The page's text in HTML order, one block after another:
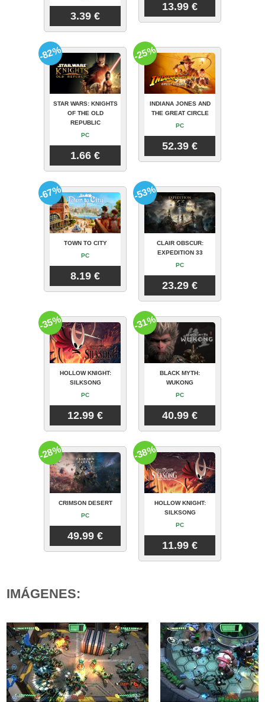
3.39 €
13.99 €
STAR WARS: KNIGHTS
OF THE OLD
REPUBLIC
PC
1.66 €
-82%
INDIANA JONES AND
THE GREAT CIRCLE
PC
52.39 €
-25%
TOWN TO CITY
PC
8.19 €
-67%
CLAIR OBSCUR:
EXPEDITION 33
PC
23.29 €
-53%
HOLLOW KNIGHT:
SILKSONG
PC
12.99 €
-35%
BLACK MYTH:
WUKONG
PC
40.99 €
-31%
CRIMSON DESERT
PC
49.99 €
-28%
HOLLOW KNIGHT:
SILKSONG
PC
11.99 €
-38%
IMÁGENES: